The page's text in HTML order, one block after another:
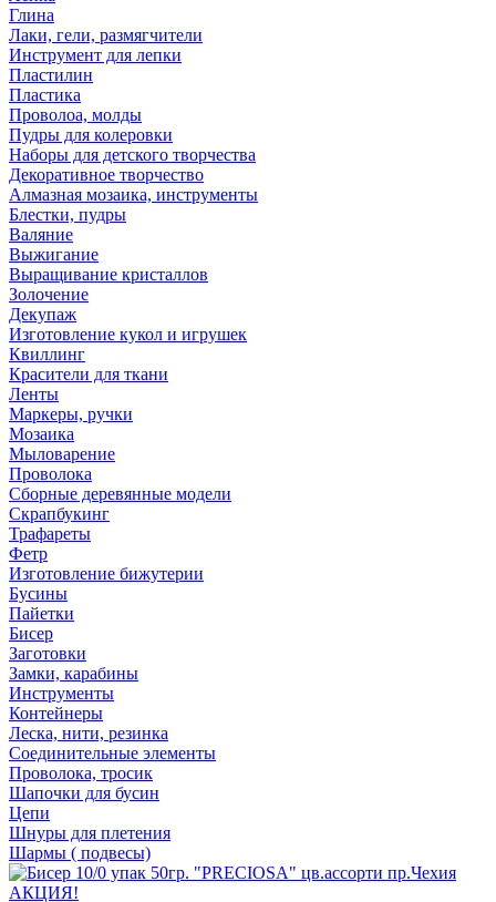
Глина
Лаки, гели, размягчители
Инструмент для лепки
Пластилин
Пластика
Проволоа, молды
Пудры для колеровки
Наборы для детского творчества
Декоративное творчество
Алмазная мозаика, инструменты
Блестки, пудры
Валяние
Выжигание
Выращивание кристаллов
Золочение
Декупаж
Изготовление кукол и игрушек
Квиллинг
Красители для ткани
Ленты
Маркеры, ручки
Мозаика
Мыловарение
Проволока
Сборные деревянные модели
Скрапбукинг
Трафареты
Фетр
Изготовление бижутерии
Бусины
Пайетки
Бисер
Заготовки
Замки, карабины
Инструменты
Контейнеры
Леска, нити, резинка
Соединительные элементы
Проволока, тросик
Шапочки для бусин
Цепи
Шнуры для плетения
Шармы ( подвесы)